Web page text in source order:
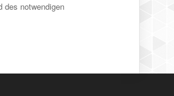
des notwendigen